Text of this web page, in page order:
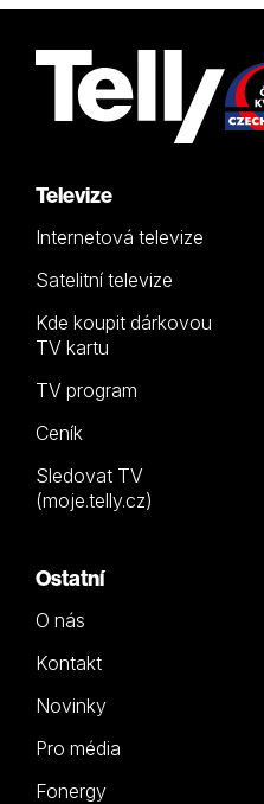
Televize
Internetová televize
Satelitní televize
Kde koupit dárkovou
TV kartu
TV program
Ceník
Sledovat TV
(moje.telly.cz)
Ostatní
O nás
Kontakt
Novinky
Pro média
Fonergy